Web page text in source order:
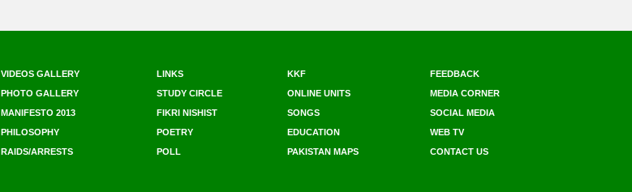
VIDEOS GALLERY LINKS KKF
FEEDBACK
PHOTO GALLERY STUDY CIRCLE ONLINE UNITS
MEDIA CORNER
MANIFESTO 2013 FIKRI NISHIST SONGS
SOCIAL MEDIA
PHILOSOPHY POETRY EDUCATION
WEB TV
RAIDS/ARRESTS POLL PAKISTAN MAPS CONTACT US